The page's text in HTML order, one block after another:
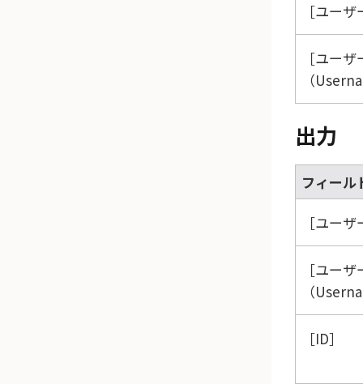
ユーザ
ユーザ
（
出力
フィール
ユーザ
ユーザ
（
ID